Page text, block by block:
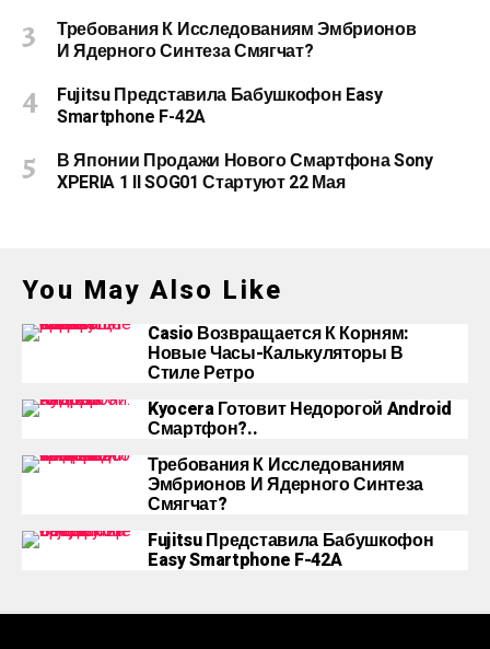
Требования К Исследованиям Эмбрионов
И Ядерного Синтеза Смягчат?
Fujitsu Представила Бабушкофон Easy
Smartphone F-42A
В Японии Продажи Нового Смартфона Sony
XPERIA 1 II SOG01 Стартуют 22 Мая
You May Also Like
Casio Возвращается К Корням:
Новые Часы-Калькуляторы В
Стиле Ретро
Kyocera Готовит Недорогой Android
Смартфон?..
Требования К Исследованиям
Эмбрионов И Ядерного Синтеза
Смягчат?
Fujitsu Представила Бабушкофон
Easy Smartphone F-42A